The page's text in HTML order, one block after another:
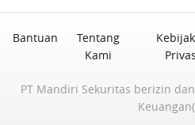
Bantuan
Tentang
Kami
PT Mandiri Sekuritas berizin